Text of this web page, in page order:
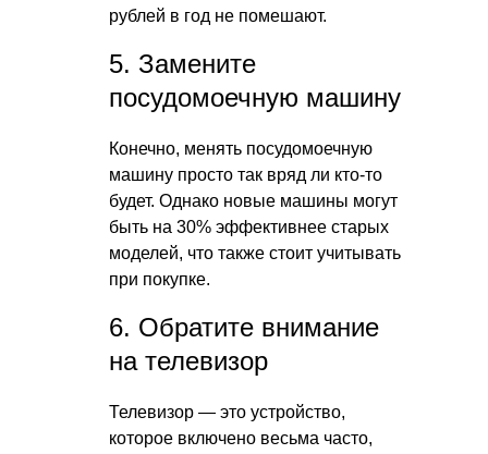
рублей в год не помешают.
5. Замените
посудомоечную машину
Конечно, менять посудомоечную
машину просто так вряд ли кто-то
будет. Однако новые машины могут
быть на 30% эффективнее старых
моделей, что также стоит учитывать
при покупке.
6. Обратите внимание
на телевизор
Телевизор — это устройство,
которое включено весьма часто,